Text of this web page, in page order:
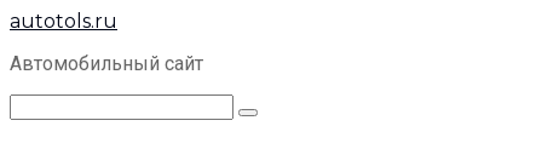
Перейти
контенту
autotols.ru
Автомобильный сайт